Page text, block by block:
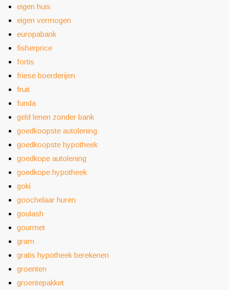
eigen huis
eigen vermogen
europabank
fisherprice
fortis
friese boerderijen
fruit
funda
geld lenen zonder bank
goedkoopste autolening
goedkoopste hypotheek
goedkope autolening
goedkope hypotheek
goki
goochelaar huren
goulash
gourmet
gram
gratis hypotheek berekenen
groenten
groentepakket